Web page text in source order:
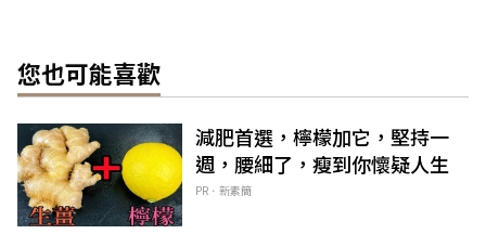
您也可能喜歡
減肥首選，檸檬加它，堅持一
週，腰細了，瘦到你懷疑人生
PR．新素簡